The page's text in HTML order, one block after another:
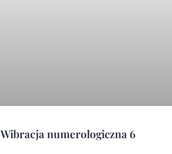
Wibracja numerologiczna 6